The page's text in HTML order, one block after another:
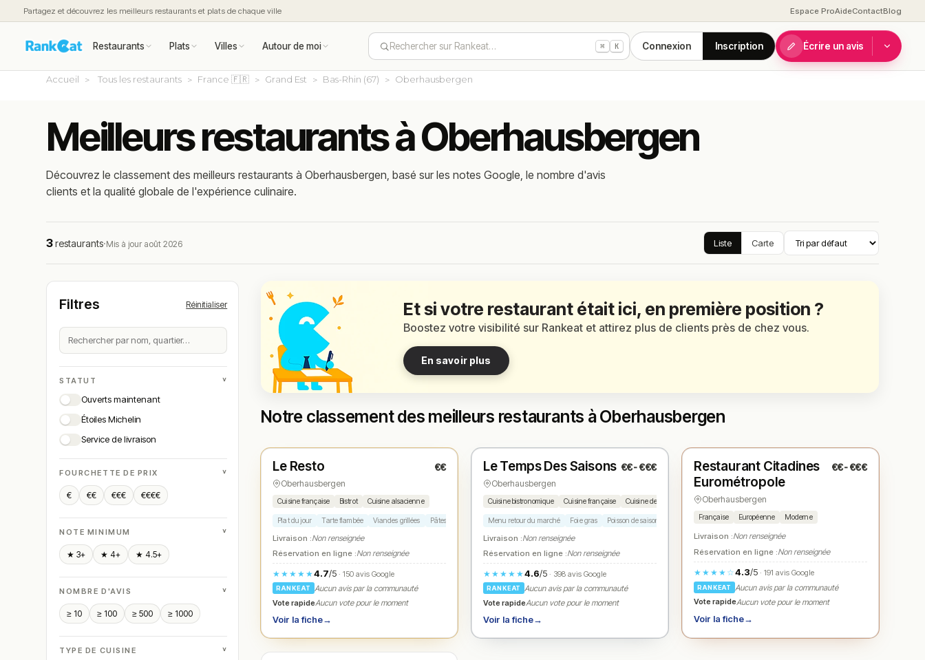
Partagez et découvrez les meilleurs restaurants et plats de chaque ville Espace ProAideContactBlog
Restaurants Plats Villes Autour de moi Rechercher sur Rankeat… ⌘ K Connexion Inscription Écrire un avis
Accueil Tous les restaurants France 🇫🇷 Grand Est Bas-Rhin (67) Oberhausbergen
Meilleurs restaurants à Oberhausbergen
Découvrez le classement des meilleurs restaurants à Oberhausbergen, basé sur les notes Google, le nombre d'avis
clients et la qualité globale de l'expérience culinaire.
3restaurants·Mis à jour août 2026 Liste Carte
Filtres Réinitialiser
STATUT ˅
Ouverts maintenant
Étoiles Michelin
Service de livraison
FOURCHETTE DE PRIX ˅
€ €€ €€€ €€€€
NOTE MINIMUM ˅
★ 3+ ★ 4+ ★ 4.5+
NOMBRE D'AVIS ˅
≥ 10 ≥ 100 ≥ 500 ≥ 1000
TYPE DE CUISINE ˅
Et si votre restaurant était ici, en première position ?
Boostez votre visibilité sur Rankeat et attirez plus de clients près de chez vous.
En savoir plus
Notre classement des meilleurs restaurants à Oberhausbergen
★ N° 1
Le Resto €€
Oberhausbergen
Cuisine française Bistrot Cuisine alsacienne
Plat du jour Tarte flambée Viandes grillées Pâtes maison Formule midi
Livraison :Non renseignée
Réservation en ligne :Non renseignée
★★★★★4.7/5· 150 avis Google
RANKEAT
Aucun avis par la communauté
Vote rapideAucun vote pour le moment
Voir la fiche→
★ N° 2
Le Temps Des Saisons €€-€€€
Oberhausbergen
Cuisine bistronomique Cuisine française Cuisine de saison
Menu retour du marché Foie gras Poisson de saison Menu dégustation Desserts maison
Livraison :Non renseignée
Réservation en ligne :Non renseignée
★★★★★4.6/5· 398 avis Google
RANKEAT
Aucun avis par la communauté
Vote rapideAucun vote pour le moment
Voir la fiche→
★ N° 3
Restaurant Citadines
Eurométropole
€€-€€€
Oberhausbergen
Française Européenne Moderne
Livraison :Non renseignée
Réservation en ligne :Non renseignée
★★★★☆4.3/5 · 191 avis Google
RANKEAT
Aucun avis par la communauté
Vote rapideAucun vote pour le moment
Voir la fiche→